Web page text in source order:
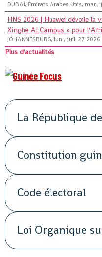
DUBAÏ, Émirats Arabes Unis, mar.,
HNS 2026 | Huawei dévoile la
Xinghe AI Campus » pour
JOHANNESBURG, lun., juil. 27 2026
Plus d'actualités
La République
Constitution
Code électoral
Loi Organique